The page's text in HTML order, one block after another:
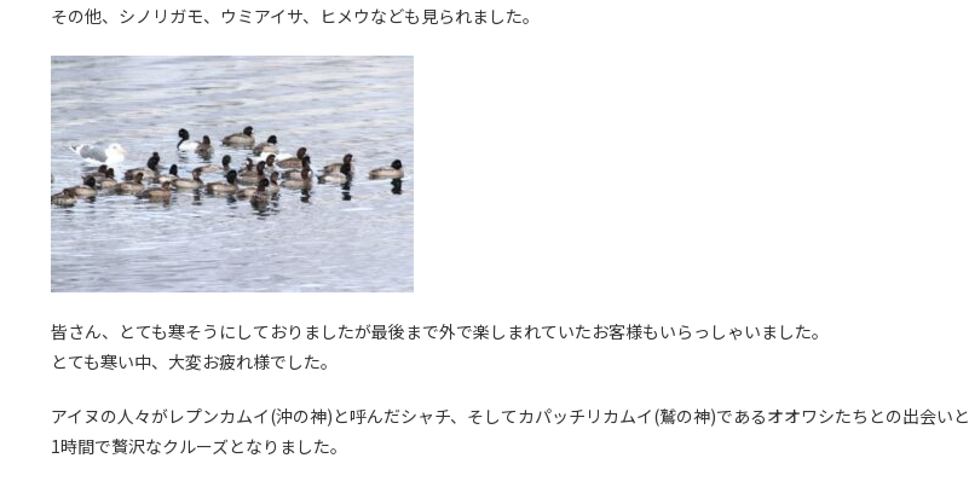
その他、シノリガモ、ウミアイサ、ヒメウなども見られました。
皆さん、とても寒そうにしておりましたが最後まで外で楽しまれていたお客様もいらっしゃいました。
とても寒い中、大変お疲れ様でした。
アイヌの人々がレプンカムイ(沖の神)と呼んだシャチ、そしてカパッチリカムイ(鷲の神)であるオオワシたちとの出会いと
1時間で贅沢なクルーズとなりました。